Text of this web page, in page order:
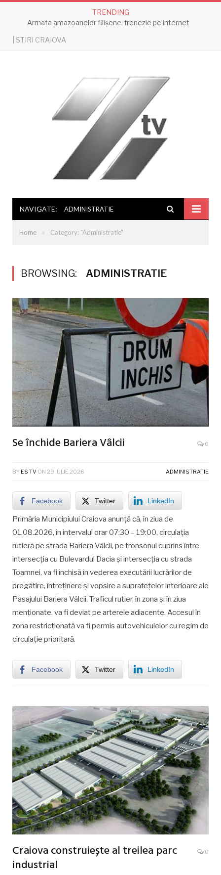
TRENDING
Armata amazoanelor filișene, frenezie pe internet
| STIRI CRAIOVA
NAVIGATE: ADMINISTRATIE
Home » Category: "Administratie"
BROWSING: ADMINISTRATIE
Se închide Bariera Vâlcii 0
BY ES TV ON 29 IULIE 2026 ADMINISTRATIE
Facebook Twitter LinkedIn
Primăria Municipiului Craiova anunţă că, în ziua de
01.08.2026, în intervalul orar 07:30 – 19:00, circulaţia
rutieră pe strada Bariera Vâlcii, pe tronsonul cuprins între
intersecţia cu Bulevardul Dacia şi intersecţia cu strada
Toamnei, va fi închisă în vederea executării lucrărilor de
pregătire, întreţinere şi vopsire a suprafeţelor interioare ale
Pasajului Bariera Vâlcii. Traficul rutier, în zona şi în ziua
menţionate, va fi deviat pe arterele adiacente. Accesul în
zona restricţionată va fi permis autovehiculelor cu regim de
circulaţie prioritară.
Facebook Twitter LinkedIn
Craiova construiește al treilea parc
industrial
0